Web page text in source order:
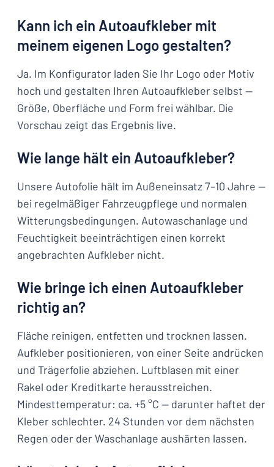
Kann ich ein Autoaufkleber mit
meinem eigenen Logo gestalten?
Ja. Im Konfigurator laden Sie Ihr Logo oder Motiv
hoch und gestalten Ihren Autoaufkleber selbst —
Größe, Oberfläche und Form frei wählbar. Die
Vorschau zeigt das Ergebnis live.
Wie lange hält ein Autoaufkleber?
Unsere Autofolie hält im Außeneinsatz 7–10 Jahre —
bei regelmäßiger Fahrzeugpflege und normalen
Witterungsbedingungen. Autowaschanlage und
Feuchtigkeit beeinträchtigen einen korrekt
angebrachten Aufkleber nicht.
Wie bringe ich einen Autoaufkleber
richtig an?
Fläche reinigen, entfetten und trocknen lassen.
Aufkleber positionieren, von einer Seite andrücken
und Trägerfolie abziehen. Luftblasen mit einer
Rakel oder Kreditkarte herausstreichen.
Mindesttemperatur: ca. +5 °C — darunter haftet der
Kleber schlechter. 24 Stunden vor dem nächsten
Regen oder der Waschanlage aushärten lassen.